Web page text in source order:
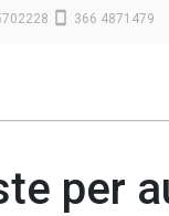
366 4871479
per